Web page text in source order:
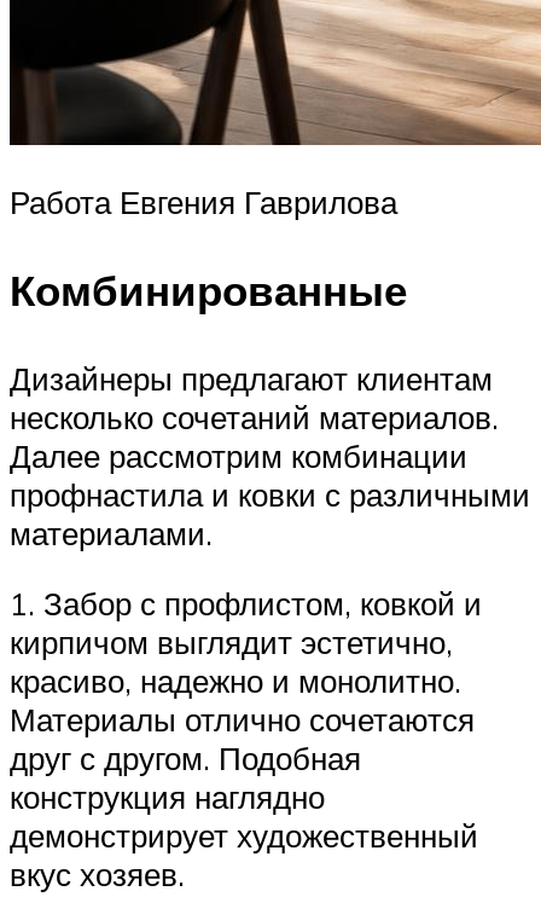
Работа Евгения Гаврилова
Комбинированные
Дизайнеры предлагают клиентам
несколько сочетаний материалов.
Далее рассмотрим комбинации
профнастила и ковки с различными
материалами.
1. Забор с профлистом, ковкой и
кирпичом выглядит эстетично,
красиво, надежно и монолитно.
Материалы отлично сочетаются
друг с другом. Подобная
конструкция наглядно
демонстрирует художественный
вкус хозяев.